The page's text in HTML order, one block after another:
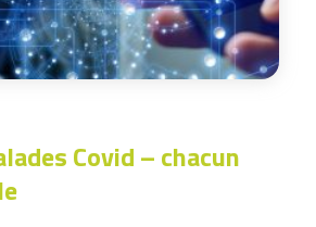
Covid – chacun